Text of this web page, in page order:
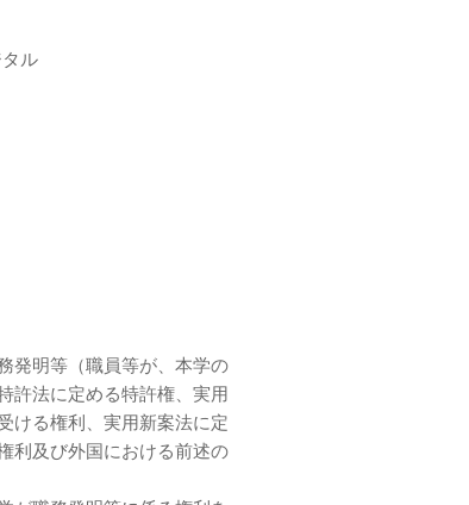
ル
発明等（職員等が、本学の
許法に定める特許権、実用
ける権利、実用新案法に定
利及び外国における前述の